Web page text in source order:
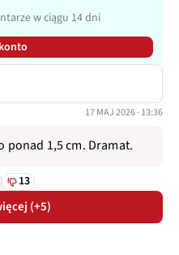
w ciągu 14 dni
17 MAJ 2026 · 13:36
ponad 1,5 cm. Dramat.
13
(+5)